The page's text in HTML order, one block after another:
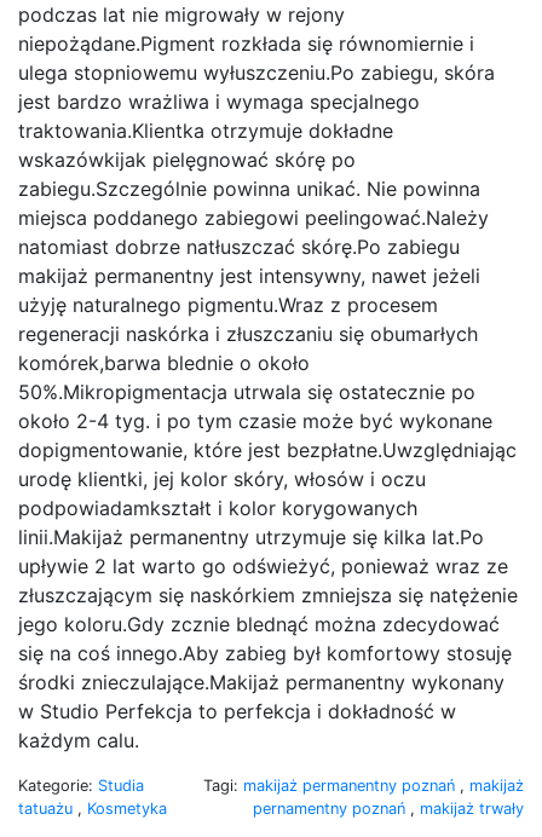
podczas lat nie migrowały w rejony
niepożądane.Pigment rozkłada się równomiernie i
ulega stopniowemu wyłuszczeniu.Po zabiegu, skóra
jest bardzo wrażliwa i wymaga specjalnego
traktowania.Klientka otrzymuje dokładne
wskazówkijak pielęgnować skórę po
zabiegu.Szczególnie powinna unikać. Nie powinna
miejsca poddanego zabiegowi peelingować.Należy
natomiast dobrze natłuszczać skórę.Po zabiegu
makijaż permanentny jest intensywny, nawet jeżeli
użyję naturalnego pigmentu.Wraz z procesem
regeneracji naskórka i złuszczaniu się obumarłych
komórek,barwa blednie o około
50%.Mikropigmentacja utrwala się ostatecznie po
około 2-4 tyg. i po tym czasie może być wykonane
dopigmentowanie, które jest bezpłatne.Uwzględniając
urodę klientki, jej kolor skóry, włosów i oczu
podpowiadamkształt i kolor korygowanych
linii.Makijaż permanentny utrzymuje się kilka lat.Po
upływie 2 lat warto go odświeżyć, ponieważ wraz ze
złuszczającym się naskórkiem zmniejsza się natężenie
jego koloru.Gdy zcznie blednąć można zdecydować
się na coś innego.Aby zabieg był komfortowy stosuję
środki znieczulające.Makijaż permanentny wykonany
w Studio Perfekcja to perfekcja i dokładność w
każdym calu.
Kategorie: Studia
tatuażu , Kosmetyka
Tagi: makijaż permanentny poznań , makijaż
pernamentny poznań , makijaż trwały